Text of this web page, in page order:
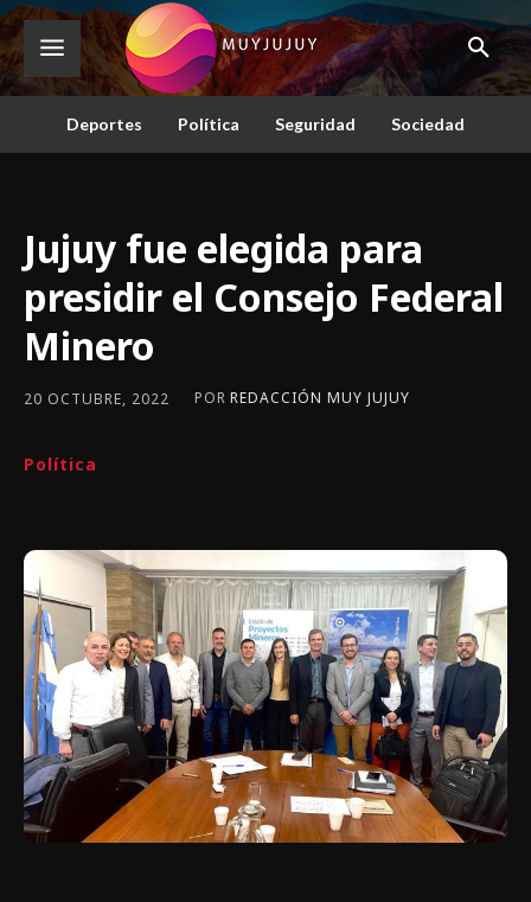
Deportes Política Seguridad Sociedad
Jujuy fue elegida para
presidir el Consejo Federal
Minero
20 OCTUBRE, 2022 POR REDACCIÓN MUY JUJUY
Política